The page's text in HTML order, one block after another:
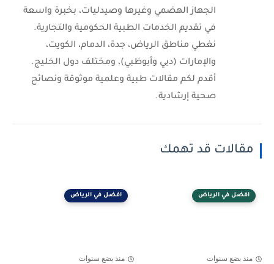
الجهاز الهضمي وغيرها وصيدليات، بخبرة واسعة
في تقديم الخدمات الطبية الحكومية والتجارية.
نغطي مناطق الرياض، جدة، الدمام، الكويت،
والإمارات (دبي وأبوظبي)، ومختلف دول الخليج.
أقدم لكم مقالات طبية وعلمية موثوقة ونصائح
صحية إرشادية.
مقالات قد تهمك
افضل في الرياض
منذ بضع سنوات
افضل في الرياض
منذ بضع سنوات